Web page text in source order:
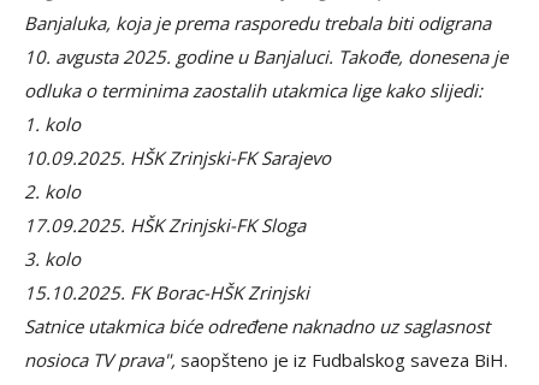
Banjaluka, koja je prema rasporedu trebala biti odigrana
10. avgusta 2025. godine u Banjaluci. Takođe, donesena je
odluka o terminima zaostalih utakmica lige kako slijedi:
1. kolo
10.09.2025. HŠK Zrinjski-FK Sarajevo
2. kolo
17.09.2025. HŠK Zrinjski-FK Sloga
3. kolo
15.10.2025. FK Borac-HŠK Zrinjski
Satnice utakmica biće određene naknadno uz saglasnost
nosioca TV prava", saopšteno je iz Fudbalskog saveza BiH.